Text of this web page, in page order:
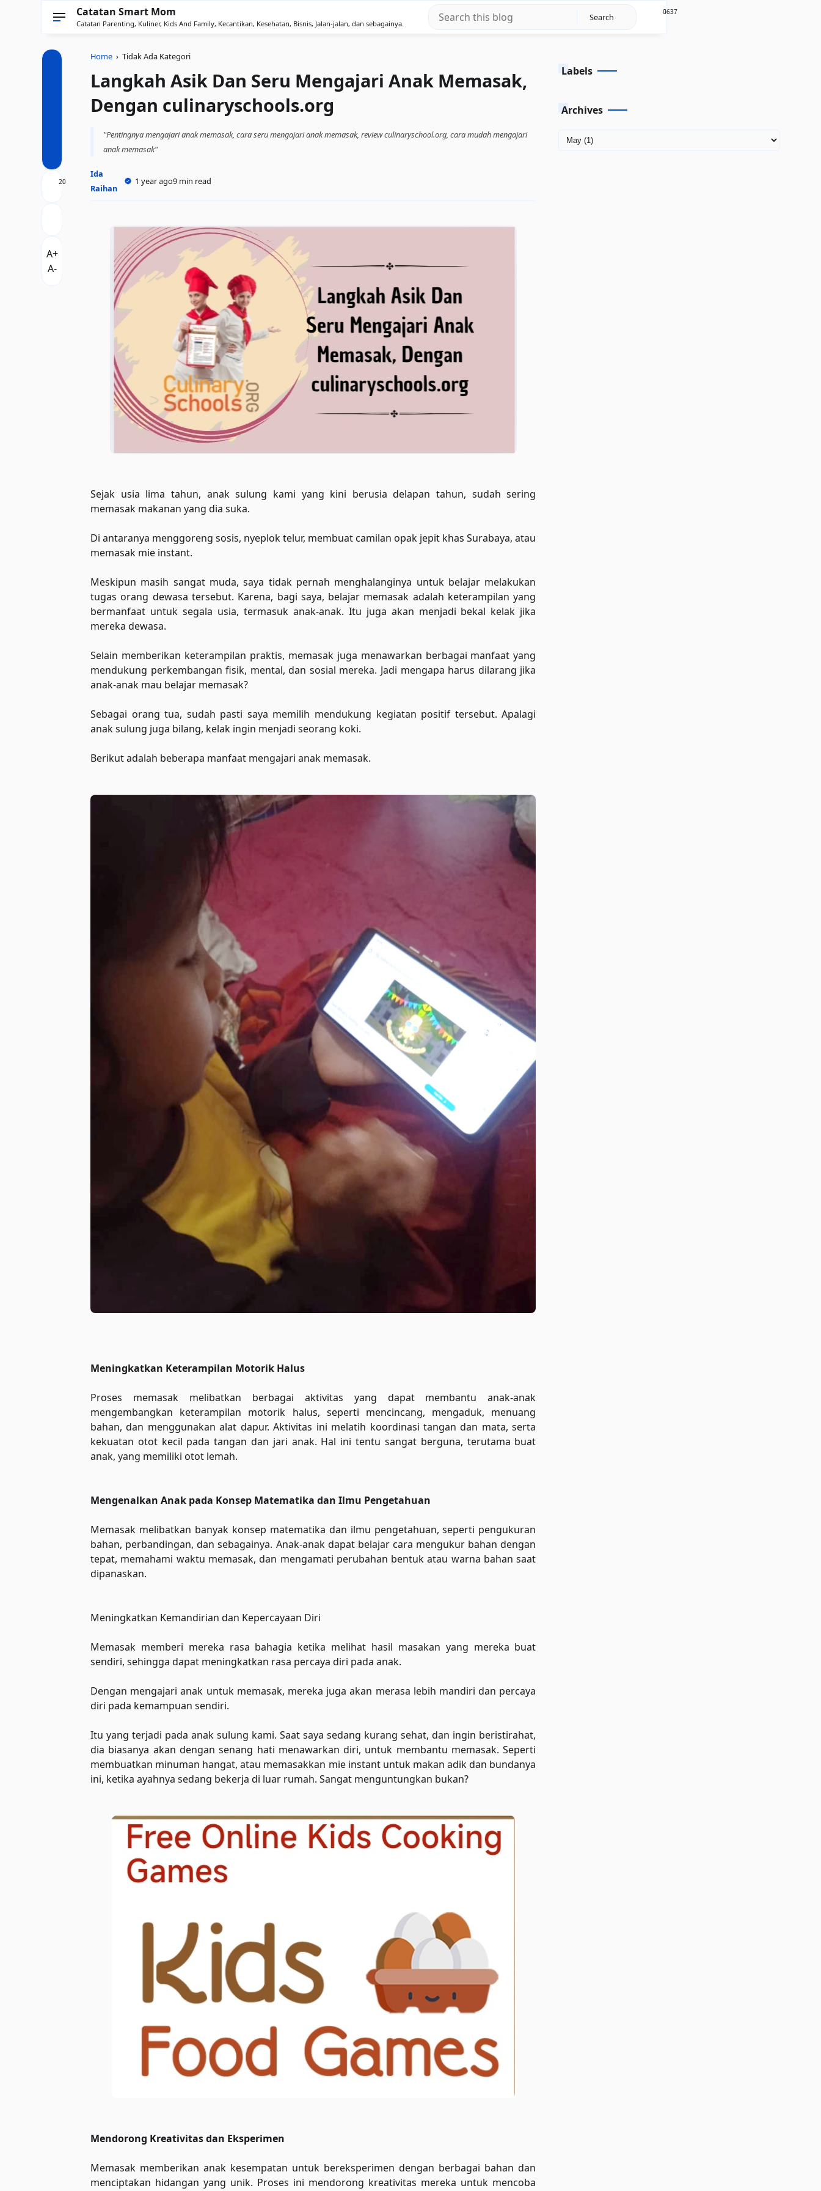
Catatan Smart Mom
Catatan Parenting, Kuliner, Kids And Family, Kecantikan, Kesehatan, Bisnis, Jalan-jalan, dan sebagainya.
6637
0
Home › Tidak Ada Kategori
Langkah Asik Dan Seru Mengajari Anak Memasak,
Dengan culinaryschools.org
"Pentingnya mengajari anak memasak, cara seru mengajari anak memasak, review culinaryschool.org, cara mudah mengajari
anak memasak"
Ida
Raihan
1 year ago9 min read
Sejak usia lima tahun, anak sulung kami yang kini berusia delapan tahun, sudah sering
memasak makanan yang dia suka.
Di antaranya menggoreng sosis, nyeplok telur, membuat camilan opak jepit khas Surabaya, atau
memasak mie instant.
Meskipun masih sangat muda, saya tidak pernah menghalanginya untuk belajar melakukan
tugas orang dewasa tersebut. Karena, bagi saya, belajar memasak adalah keterampilan yang
bermanfaat untuk segala usia, termasuk anak-anak. Itu juga akan menjadi bekal kelak jika
mereka dewasa.
Selain memberikan keterampilan praktis, memasak juga menawarkan berbagai manfaat yang
mendukung perkembangan fisik, mental, dan sosial mereka. Jadi mengapa harus dilarang jika
anak-anak mau belajar memasak?
Sebagai orang tua, sudah pasti saya memilih mendukung kegiatan positif tersebut. Apalagi
anak sulung juga bilang, kelak ingin menjadi seorang koki.
Berikut adalah beberapa manfaat mengajari anak memasak.
Meningkatkan Keterampilan Motorik Halus
Proses memasak melibatkan berbagai aktivitas yang dapat membantu anak-anak
mengembangkan keterampilan motorik halus, seperti mencincang, mengaduk, menuang
bahan, dan menggunakan alat dapur. Aktivitas ini melatih koordinasi tangan dan mata, serta
kekuatan otot kecil pada tangan dan jari anak. Hal ini tentu sangat berguna, terutama buat
anak, yang memiliki otot lemah.
Mengenalkan Anak pada Konsep Matematika dan Ilmu Pengetahuan
Memasak melibatkan banyak konsep matematika dan ilmu pengetahuan, seperti pengukuran
bahan, perbandingan, dan sebagainya. Anak-anak dapat belajar cara mengukur bahan dengan
tepat, memahami waktu memasak, dan mengamati perubahan bentuk atau warna bahan saat
dipanaskan.
Meningkatkan Kemandirian dan Kepercayaan Diri
Memasak memberi mereka rasa bahagia ketika melihat hasil masakan yang mereka buat
sendiri, sehingga dapat meningkatkan rasa percaya diri pada anak.
Dengan mengajari anak untuk memasak, mereka juga akan merasa lebih mandiri dan percaya
diri pada kemampuan sendiri.
Itu yang terjadi pada anak sulung kami. Saat saya sedang kurang sehat, dan ingin beristirahat,
dia biasanya akan dengan senang hati menawarkan diri, untuk membantu memasak. Seperti
membuatkan minuman hangat, atau memasakkan mie instant untuk makan adik dan bundanya
ini, ketika ayahnya sedang bekerja di luar rumah. Sangat menguntungkan bukan?
Mendorong Kreativitas dan Eksperimen
Memasak memberikan anak kesempatan untuk bereksperimen dengan berbagai bahan dan
menciptakan hidangan yang unik. Proses ini mendorong kreativitas mereka untuk mencoba
20
Labels
Archives